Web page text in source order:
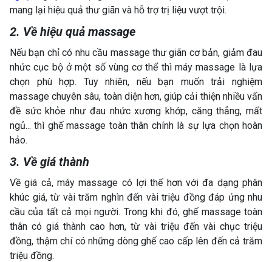
mang lại hiệu quả thư giãn và hỗ trợ trị liệu vượt trội.
2. Về hiệu quả massage
Nếu bạn chỉ có nhu cầu massage thư giãn cơ bản, giảm đau
nhức cục bộ ở một số vùng cơ thể thì máy massage là lựa
chọn phù hợp. Tuy nhiên, nếu bạn muốn trải nghiệm
massage chuyên sâu, toàn diện hơn, giúp cải thiện nhiều vấn
đề sức khỏe như đau nhức xương khớp, căng thẳng, mất
ngủ... thì ghế massage toàn thân chính là sự lựa chọn hoàn
hảo.
3. Về giá thành
Về giá cả, máy massage có lợi thế hơn với đa dạng phân
khúc giá, từ vài trăm nghìn đến vài triệu đồng đáp ứng nhu
cầu của tất cả mọi người. Trong khi đó, ghế massage toàn
thân có giá thành cao hơn, từ vài triệu đến vài chục triệu
đồng, thậm chí có những dòng ghế cao cấp lên đến cả trăm
triệu đồng.